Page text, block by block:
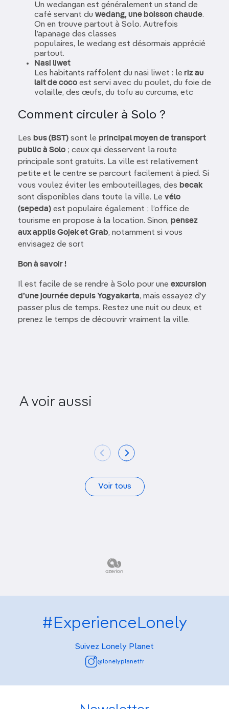
Un wedangan est généralement un stand de
café servant du wedang, une boisson chaude.
On en trouve partout à Solo. Autrefois
l’apanage des classes
populaires, le wedang est désormais apprécié
partout.
Nasi liwet
Les habitants raffolent du nasi liwet : leriz au
lait de coco est servi avec du poulet, du foie de
volaille, des œufs, du tofu au curcuma, etc
Comment circuler à Solo ?
Les bus (BST) sont le principal moyen de transport
public à Solo ; ceux qui desservent la route
principale sont gratuits. La ville est relativement
petite et le centre se parcourt facilement à pied. Si
vous voulez éviter les embouteillages, des becak
sont disponibles dans toute la ville. Le vélo
(sepeda) est populaire également ; l’office de
tourisme en propose à la location. Sinon, pensez
aux applis Gojek et Grab, notamment si vous
envisagez de sort
Bon à savoir !
Il est facile de se rendre à Solo pour une excursion
d’une journée depuis Yogyakarta, mais essayez d’y
passer plus de temps. Restez une nuit ou deux, et
prenez le temps de découvrir vraiment la ville.
A voir aussi
Banyuwangi
Voir tous
#ExperienceLonely
Suivez Lonely Planet
@lonelyplanetfr